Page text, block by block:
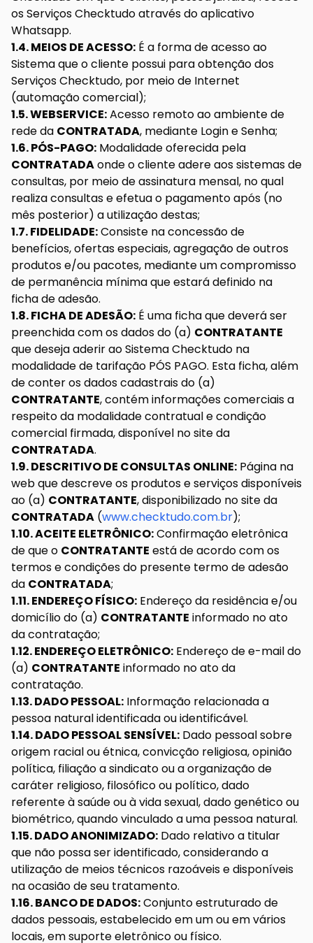
os Serviços Checktudo através do aplicativo
Whatsapp.
1.4. MEIOS DE ACESSO: É a forma de acesso ao
Sistema que o cliente possui para obtenção dos
Serviços Checktudo, por meio de Internet
(automação comercial);
1.5. WEBSERVICE:Acesso remoto ao ambiente de
rede da CONTRATADA, mediante Login e Senha;
1.6. PÓS-PAGO: Modalidade oferecida pela
CONTRATADAonde o cliente adere aos sistemas de
consultas, por meio de assinatura mensal, no qual
realiza consultas e efetua o pagamento após (no
mês posterior) a utilização destas;
1.7. FIDELIDADE:Consiste na concessão de
benefícios, ofertas especiais, agregação de outros
produtos e/ou pacotes, mediante um compromisso
de permanência mínima que estará definido na
ficha de adesão.
1.8. FICHA DE ADESÃO: É uma ficha que deverá ser
preenchida com os dados do (a) CONTRATANTE
que deseja aderir ao Sistema Checktudo na
modalidade de tarifação PÓS PAGO. Esta ficha, além
de conter os dados cadastrais do (a)
CONTRATANTE, contém informações comerciais a
respeito da modalidade contratual e condição
comercial firmada, disponível no site da
CONTRATADA.
1.9. DESCRITIVO DE CONSULTAS ONLINE: Página na
web que descreve os produtos e serviços disponíveis
ao (a) CONTRATANTE, disponibilizado no site da
CONTRATADA (www.checktudo.com.br);
1.10. ACEITE ELETRÔNICO:Confirmação eletrônica
de que o CONTRATANTE está de acordo com os
termos e condições do presente termo de adesão
da CONTRATADA;
1.11. ENDEREÇO FÍSICO: Endereço da residência e/ou
domicílio do (a) CONTRATANTE informado no ato
da contratação;
1.12. ENDEREÇO ELETRÔNICO: Endereço de e-mail do
(a) CONTRATANTE informado no ato da
contratação.
1.13. DADO PESSOAL: Informação relacionada a
pessoa natural identificada ou identificável.
1.14. DADO PESSOAL SENSÍVEL: Dado pessoal sobre
origem racial ou étnica, convicção religiosa, opinião
política, filiação a sindicato ou a organização de
caráter religioso, filosófico ou político, dado
referente à saúde ou à vida sexual, dado genético ou
biométrico, quando vinculado a uma pessoa natural.
1.15. DADO ANONIMIZADO: Dado relativo a titular
que não possa ser identificado, considerando a
utilização de meios técnicos razoáveis e disponíveis
na ocasião de seu tratamento.
1.16. BANCO DE DADOS:Conjunto estruturado de
dados pessoais, estabelecido em um ou em vários
locais, em suporte eletrônico ou físico.